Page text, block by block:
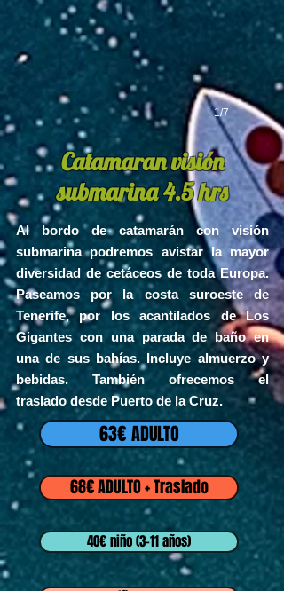
1/7
Catamaran visión
submarina 4.5 hrs
Al bordo de catamarán con visión
submarina podremos avistar la mayor
diversidad de cetáceos de toda Europa.
Paseamos por la costa suroeste de
Tenerife, por los acantilados de Los
Gigantes con una parada de baño en
una de sus bahías. Incluye almuerzo y
bebidas. También ofrecemos el
traslado desde Puerto de laCruz.
63€ ADULTO
68€ ADULTO + Traslado
40€ niño (3-11 años)